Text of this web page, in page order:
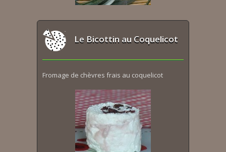
Le Bicottin au Coquelicot
Fromage de chèvres frais au coquelicot